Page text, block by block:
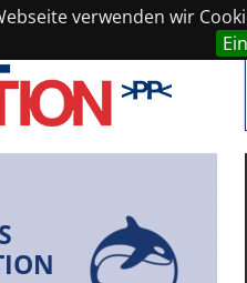
verwenden wir